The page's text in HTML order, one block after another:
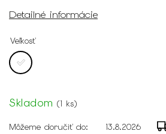
Detailné informácie
Veľkosť
Skladom (1 ks)
Môžeme doručiť do: 13.8.2026